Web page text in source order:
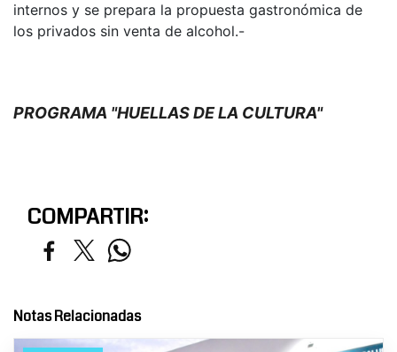
internos y se prepara la propuesta gastronómica de
los privados sin venta de alcohol.-
PROGRAMA "HUELLAS DE LA CULTURA"
COMPARTIR:
Notas Relacionadas